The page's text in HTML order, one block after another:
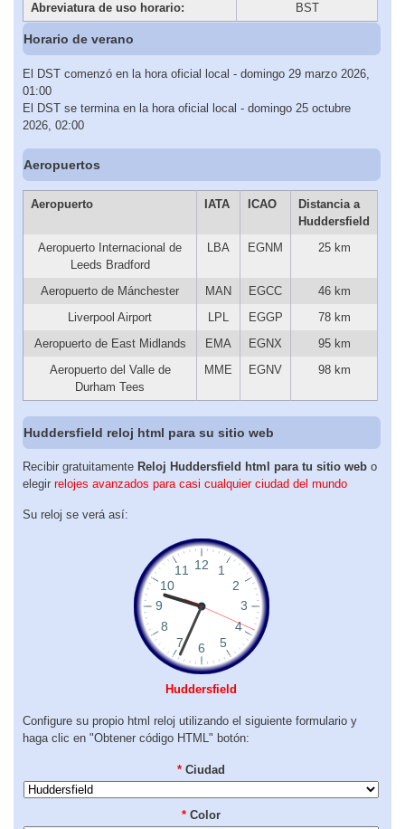
Abreviatura de uso horario: BST
Horario de verano
El DST comenzó en la hora oficial local - domingo 29 marzo 2026,
01:00
El DST se termina en la hora oficial local - domingo 25 octubre
2026, 02:00
Aeropuertos
Aeropuerto IATA ICAO
Distancia a
Huddersfield
Aeropuerto Internacional de
Leeds Bradford
LBA EGNM 25 km
Aeropuerto de Mánchester MAN EGCC
46 km
Liverpool Airport
LPL EGGP
78 km
Aeropuerto de East Midlands
EMA EGNX
95 km
Aeropuerto del Valle de
Durham Tees
MME EGNV 98 km
Huddersfield reloj html para su sitio web
Recibir gratuitamente Reloj Huddersfield html para tu sitio web o
elegir relojes avanzados para casi cualquier ciudad del mundo
Su reloj se verá así:
Huddersfield
Configure su propio html reloj utilizando el siguiente formulario y
haga clic en "Obtener código HTML" botón:
* Ciudad
* Color